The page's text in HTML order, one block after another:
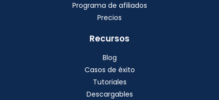
Programa de afiliados
Precios
Recursos
Blog
Casos de éxito
Tutoriales
Descargables